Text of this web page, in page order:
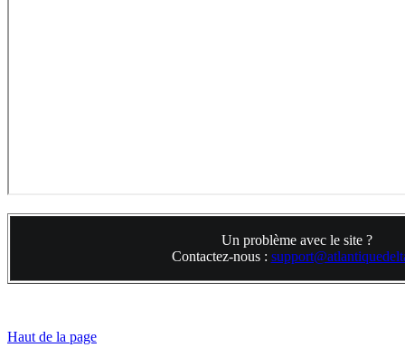
Un problème avec le site ?
Contactez-nous :
Haut de la page